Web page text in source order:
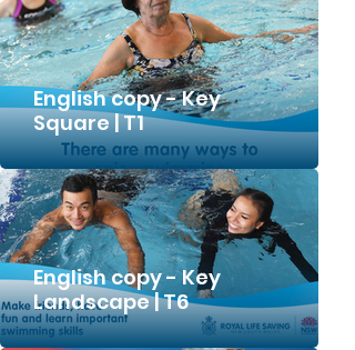
English copy - Key
Square | T1
English copy - Key
Landscape | T6